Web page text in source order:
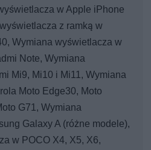
w Apple iPhone
z ramką w
Wymiana wyświetlacza w
Note, Wymiana
Mi9, Mi10 i Mi11, Wymiana
Moto Edge30, Moto
G71, Wymiana
Galaxy A (różne modele),
w POCO X4, X5, X6,